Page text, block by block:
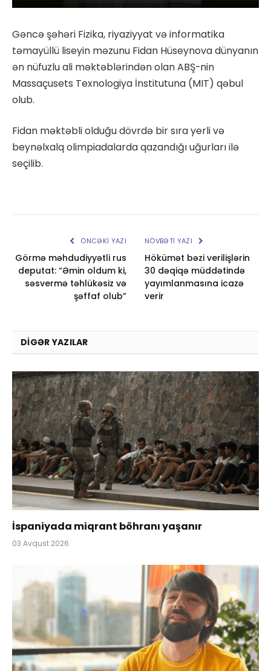
Gəncə şəhəri Fizika, riyaziyyat və informatika
təmayüllü liseyin məzunu Fidan Hüseynova dünyanın
ən nüfuzlu ali məktəblərindən olan ABŞ-nin
Massaçusets Texnologiya İnstitutuna (MIT) qəbul
olub.
Fidan məktəbli olduğu dövrdə bir sıra yerli və
beynəlxalq olimpiadalarda qazandığı uğurları ilə
seçilib.
ÖNCƏKI YAZI
Görmə məhdudiyyətli rus
deputat: “Əmin oldum ki,
səsvermə təhlükəsiz və
şəffaf olub”
NÖVBƏTI YAZI
Hökümət bəzi verilişlərin
30 dəqiqə müddətində
yayımlanmasına icazə
verir
DIGƏR YAZILAR
İspaniyada miqrant böhranı yaşanır
03 Avqust 2026